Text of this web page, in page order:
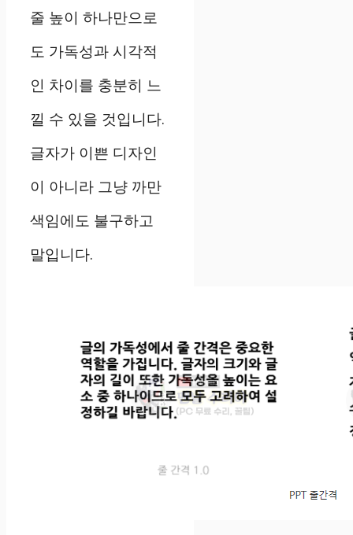
줄 높이 하나만으로
도 가독성과 시각적
인 차이를 충분히 느
낄 수 있을 것입니다.
글자가 이쁜 디자인
이 아니라 그냥 까만
색임에도 불구하고
말입니다.